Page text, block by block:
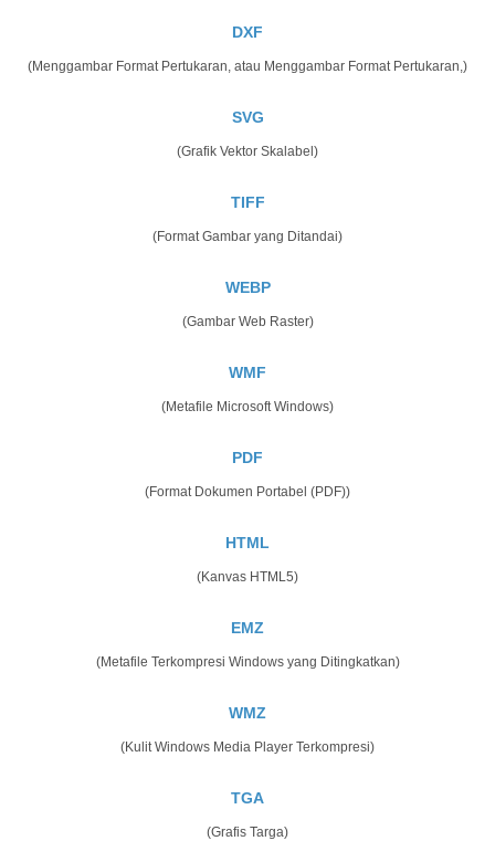
DXF
(Menggambar Format Pertukaran, atau Menggambar Format Pertukaran,)
SVG
(Grafik Vektor Skalabel)
TIFF
(Format Gambar yang Ditandai)
WEBP
(Gambar Web Raster)
WMF
(Metafile Microsoft Windows)
PDF
(Format Dokumen Portabel (PDF))
HTML
(Kanvas HTML5)
EMZ
(Metafile Terkompresi Windows yang Ditingkatkan)
WMZ
(Kulit Windows Media Player Terkompresi)
TGA
(Grafis Targa)